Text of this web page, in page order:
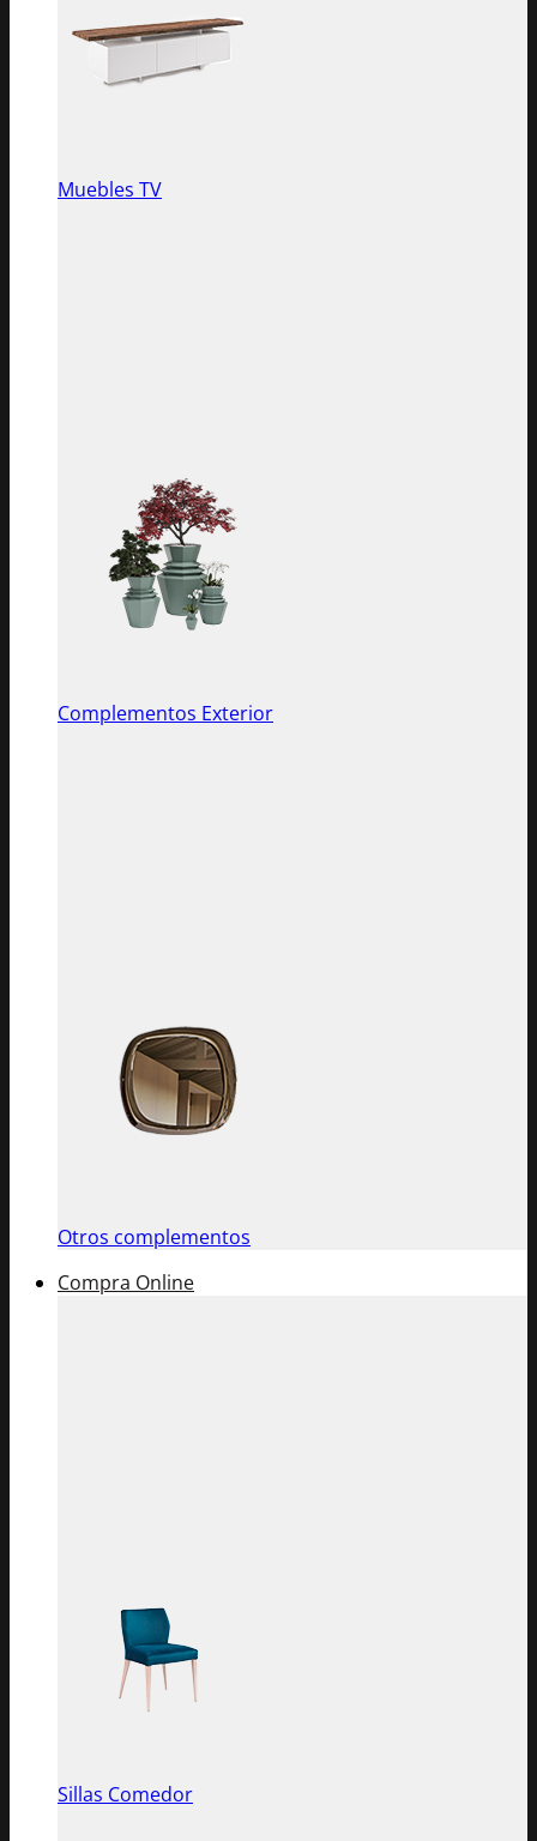
Muebles TV
Complementos Exterior
Otros complementos
Compra Online
Sillas Comedor